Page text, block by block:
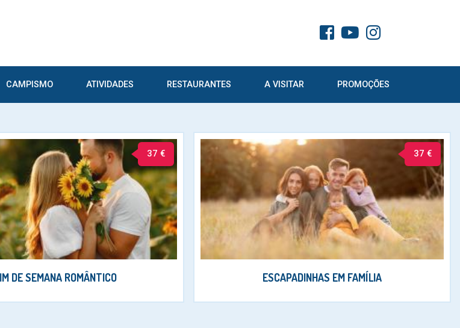
CAMPISMO ATIVIDADES RESTAURANTES A VISITAR PROMOÇÕES
37 €
DE SEMANA ROMÂNTICO
37 €
ESCAPADINHAS EM FAMÍLIA